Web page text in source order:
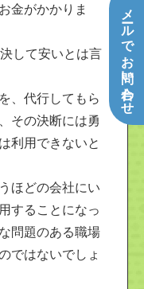
金がかかりま
して安いとは言
、代行してもら
その決断には勇
利用できないと
ほどの会社にい
することになっ
問題のある職場
ではないでしょ
メールでお問い合わせ